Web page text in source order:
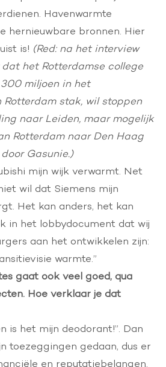
Havenwarmte
hernieuwbare bronnen. Hier
is! (Red: na het interview
het Rotterdamse college
300 miljoen in het
Rotterdam stak, wil stoppen
naar Leiden, maar mogelijk
Rotterdam naar Den Haag
Gasunie.)
mijn wijk verwarmt. Net
wil dat Siemens mijn
Het kan anders, het kan
in het lobbydocument dat wij
aan het ontwikkelen zijn:
warmte.”
gaat ook veel goed, qua
Hoe verklaar je dat
is het mijn deodorant!”. Dan
toezeggingen gedaan, dus er
en reputatiebelangen.